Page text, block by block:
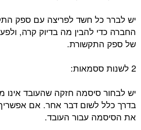
יש לברר כל חשד לפריצה עם ספק
החברה כדי להבין מה בדיוק קרה,
של ספק התקשורת.
2 לשנות ססמאות:
יש לבחור סיסמה חזקה שהעובד
בדרך כלל לשום דבר אחר. אם
את הסיסמה עבור העובד.